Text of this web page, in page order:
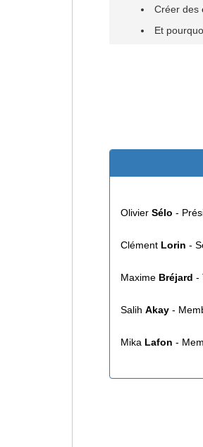
Créer des
Et
Olivier Sélo -
Clément Lorin -
Maxime Bréjard -
Salih Akay -
Mika Lafon -